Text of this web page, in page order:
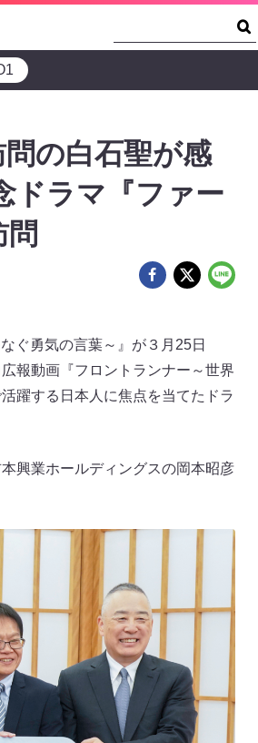
の白石聖が感
ドラマ『ファー
ぐ勇気の言葉～』が３月25日
報動画『フロントランナー～世界
躍する日本人に焦点を当てたドラ
興業ホールディングスの岡本昭彦